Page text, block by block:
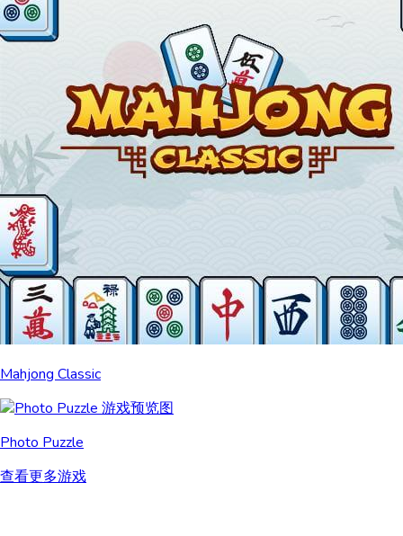
Mahjong Classic
Photo Puzzle
查看更多游戏